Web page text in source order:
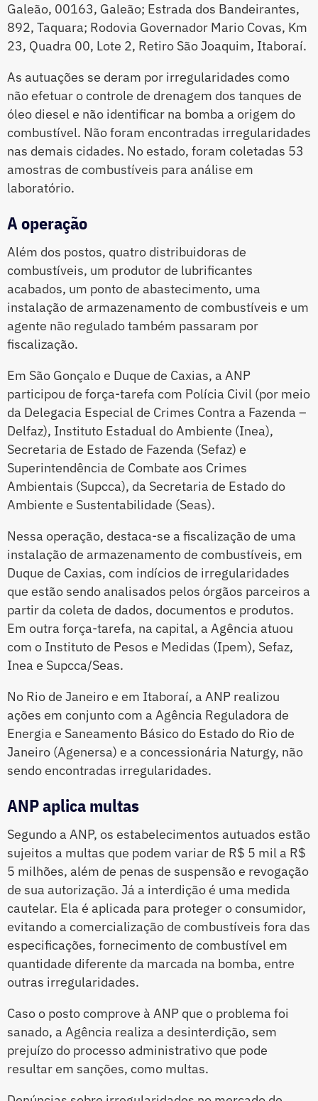
Galeão, 00163, Galeão; Estrada dos Bandeirantes,
892, Taquara; Rodovia Governador Mario Covas, Km
23, Quadra 00, Lote 2, Retiro São Joaquim, Itaboraí.
As autuações se deram por irregularidades como
não efetuar o controle de drenagem dos tanques de
óleo diesel e não identificar na bomba a origem do
combustível. Não foram encontradas irregularidades
nas demais cidades. No estado, foram coletadas 53
amostras de combustíveis para análise em
laboratório.
A operação
Além dos postos, quatro distribuidoras de
combustíveis, um produtor de lubrificantes
acabados, um ponto de abastecimento, uma
instalação de armazenamento de combustíveis e um
agente não regulado também passaram por
fiscalização.
Em São Gonçalo e Duque de Caxias, a ANP
participou de força-tarefa com Polícia Civil (por meio
da Delegacia Especial de Crimes Contra a Fazenda –
Delfaz), Instituto Estadual do Ambiente (Inea),
Secretaria de Estado de Fazenda (Sefaz) e
Superintendência de Combate aos Crimes
Ambientais (Supcca), da Secretaria de Estado do
Ambiente e Sustentabilidade (Seas).
Nessa operação, destaca-se a fiscalização de uma
instalação de armazenamento de combustíveis, em
Duque de Caxias, com indícios de irregularidades
que estão sendo analisados pelos órgãos parceiros a
partir da coleta de dados, documentos e produtos.
Em outra força-tarefa, na capital, a Agência atuou
com o Instituto de Pesos e Medidas (Ipem), Sefaz,
Inea e Supcca/Seas.
No Rio de Janeiro e em Itaboraí, a ANP realizou
ações em conjunto com a Agência Reguladora de
Energia e Saneamento Básico do Estado do Rio de
Janeiro (Agenersa) e a concessionária Naturgy, não
sendo encontradas irregularidades.
ANP aplica multas
Segundo a ANP, os estabelecimentos autuados estão
sujeitos a multas que podem variar de R$ 5 mil a R$
5 milhões, além de penas de suspensão e revogação
de sua autorização. Já a interdição é uma medida
cautelar. Ela é aplicada para proteger o consumidor,
evitando a comercialização de combustíveis fora das
especificações, fornecimento de combustível em
quantidade diferente da marcada na bomba, entre
outras irregularidades.
Caso o posto comprove à ANP que o problema foi
sanado, a Agência realiza a desinterdição, sem
prejuízo do processo administrativo que pode
resultar em sanções, como multas.